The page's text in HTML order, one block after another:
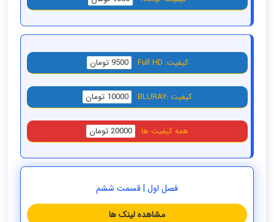
کیفیت: Full HD 9500 تومان
کیفیت :BLURAY 10000 تومان
همه کیفیت ها 20000 تومان
فصل اول | قسمت ششم
مشاهده لینک ها